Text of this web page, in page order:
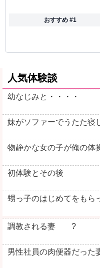
おすすめ #1
人気体験談
幼なじみと・・・・
妹がソファーでうたた寝
物静かな女の子が俺の体
初体験とその後
甥っ子のはじめてをもら
調教される妻 ?
男性社員の肉便器だった